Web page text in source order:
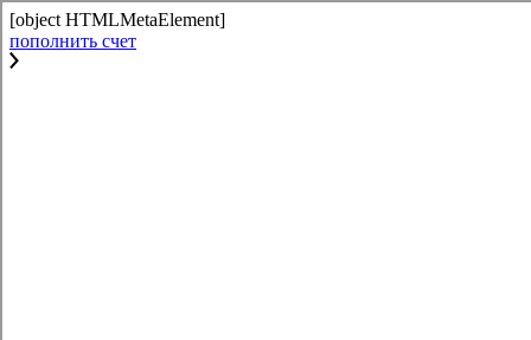
[object HTMLMetaElement]
пополнить счет